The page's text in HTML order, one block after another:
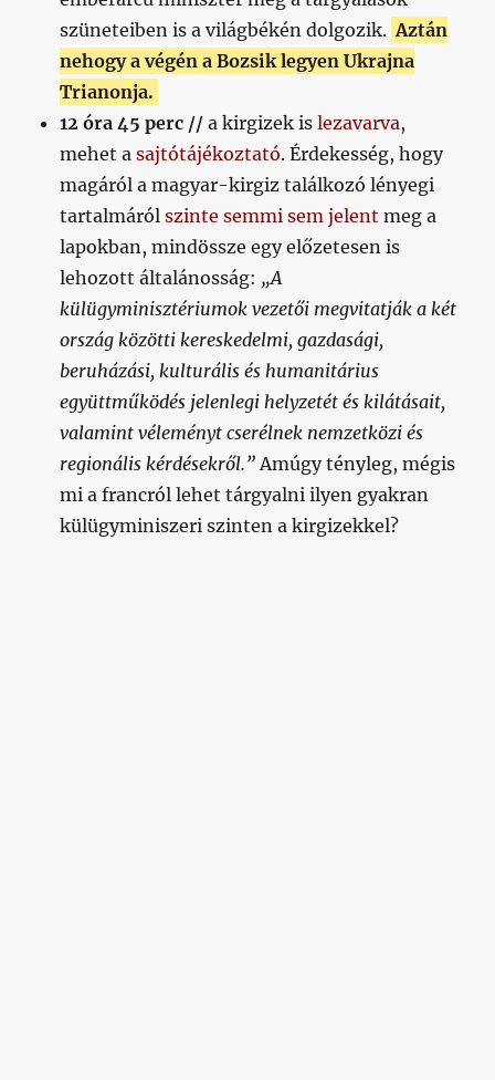
szüneteiben is a világbékén dolgozik. Aztán
nehogy a végén a Bozsik legyen Ukrajna
Trianonja.
12 óra 45 perc // a kirgizek islezavarva,
mehet asajtótájékoztató. Érdekesség, hogy
magáról a magyar-kirgiz találkozó lényegi
tartalmárólszinte semmi sem jelent meg a
lapokban, mindössze egy előzetesen is
lehozott általánosság: „A
külügyminisztériumok vezetői megvitatják a két
ország közötti kereskedelmi, gazdasági,
beruházási, kulturális és humanitárius
együttműködés jelenlegi helyzetét és kilátásait,
valamint véleményt cserélnek nemzetközi és
regionális kérdésekről.” Amúgy tényleg, mégis
mi a francról lehet tárgyalni ilyen gyakran
külügyminiszeri szinten a kirgizekkel?